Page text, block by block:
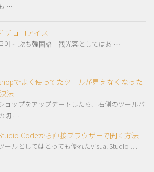
…
チョコアイス
어‐ ぷち韓国語 – 観光客としてはあ …
でよく使ってたツールが見えなくなった
法
ョップをアップデートしたら、右側のツールバ
切 …
Codeから直接ブラウザーで開く方法
ールとしてはとっても優れたVisual Studio …